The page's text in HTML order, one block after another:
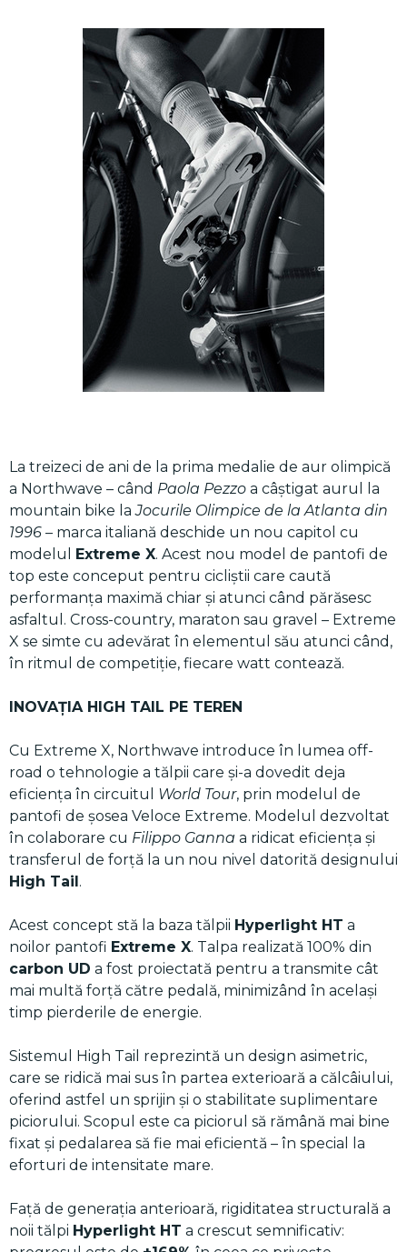
La treizeci de ani de la prima medalie de aur olimpică
a Northwave – când Paola Pezzo a câștigat aurul la
mountain bike laJocurile Olimpice de la Atlanta din
1996 – marca italiană deschide un nou capitol cu
modelul Extreme X. Acest nou model de pantofi de
top este conceput pentru cicliștii care caută
performanța maximă chiar și atunci când părăsesc
asfaltul. Cross-country, maraton sau gravel – Extreme
X se simte cu adevărat în elementul său atunci când,
în ritmul de competiție, fiecare watt contează.
INOVAȚIA HIGH TAIL PE TEREN
Cu Extreme X, Northwave introduce în lumea off-
road o tehnologie a tălpii care și-a dovedit deja
eficiența în circuitul World Tour, prin modelul de
pantofi de șosea Veloce Extreme. Modelul dezvoltat
în colaborare cu Filippo Ganna a ridicat eficiența și
transferul de forță la un nou nivel datorită designului
High Tail.
Acest concept stă la baza tălpii Hyperlight HT a
noilor pantofi Extreme X. Talpa realizată 100% din
carbon UD a fost proiectată pentru a transmite cât
mai multă forță către pedală, minimizând în același
timp pierderile de energie.
Sistemul High Tail reprezintă un design asimetric,
care se ridică mai sus în partea exterioară a călcâiului,
oferind astfel un sprijin și o stabilitate suplimentare
piciorului. Scopul este ca piciorul să rămână mai bine
fixat și pedalarea să fie mai eficientă – în special la
eforturi de intensitate mare.
Față de generația anterioară, rigiditatea structurală a
noii tălpi Hyperlight HT a crescut semnificativ: